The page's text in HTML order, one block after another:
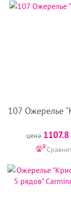
107 Ожерелье
цена 1107.8